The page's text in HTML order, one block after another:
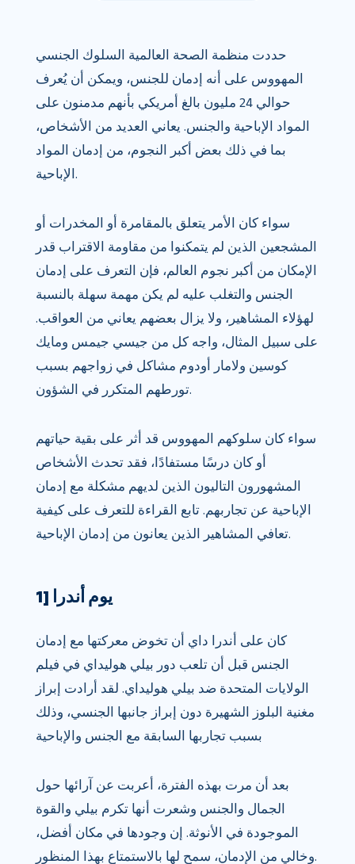
حددت منظمة الصحة العالمية السلوك الجنسي
المهووس على أنه إدمان للجنس، ويمكن أن يُعرف
حوالي 24 مليون بالغ أمريكي بأنهم مدمنون على
المواد الإباحية والجنس. يعاني العديد من الأشخاص،
بما في ذلك بعض أكبر النجوم، من إدمان المواد
الإباحية.
سواء كان الأمر يتعلق بالمقامرة أو المخدرات أو
المشجعين الذين لم يتمكنوا من مقاومة الاقتراب قدر
الإمكان من أكبر نجوم العالم، فإن التعرف على إدمان
الجنس والتغلب عليه لم يكن مهمة سهلة بالنسبة
لهؤلاء المشاهير، ولا يزال بعضهم يعاني من العواقب.
على سبيل المثال، واجه كل من جيسي جيمس ومايك
كوسين ولامار أودوم مشاكل في زواجهم بسبب
تورطهم المتكرر في الشؤون.
سواء كان سلوكهم المهووس قد أثر على بقية حياتهم
أو كان درسًا مستفادًا، فقد تحدث الأشخاص
المشهورون التاليون الذين لديهم مشكلة مع إدمان
الإباحية عن تجاربهم. تابع القراءة للتعرف على كيفية
تعافي المشاهير الذين يعانون من إدمان الإباحية.
1] يوم أندرا
كان على أندرا داي أن تخوض معركتها مع إدمان
الجنس قبل أن تلعب دور بيلي هوليداي في فيلم
الولايات المتحدة ضد بيلي هوليداي. لقد أرادت إبراز
مغنية البلوز الشهيرة دون إبراز جانبها الجنسي، وذلك
بسبب تجاربها السابقة مع الجنس والإباحية
بعد أن مرت بهذه الفترة، أعربت عن آرائها حول
الجمال والجنس وشعرت أنها تكرم بيلي والقوة
الموجودة في الأنوثة. إن وجودها في مكان أفضل،
وخالي من الإدمان، سمح لها بالاستمتاع بهذا المنظور.